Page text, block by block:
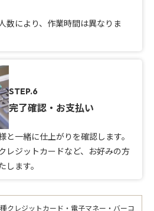
数により、作業時間は異なりま
STEP.6
完了確認・お支払い
と一緒に仕上がりを確認します。
レジットカードなど、お好みの方
ます。
クレジットカード・電子マネー・バーコ